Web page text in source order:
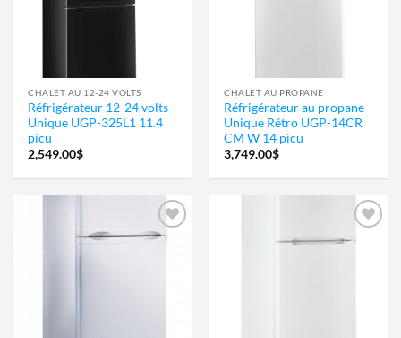
wishlist
CHALET AU 12-24 VOLTS
Réfrigérateur 12-24 volts
Unique UGP-325L1 11.4
picu
2,549.00$
CHALET AU PROPANE
Réfrigérateur au propane
Unique Rétro UGP-14CR
CM W 14 picu
3,749.00$